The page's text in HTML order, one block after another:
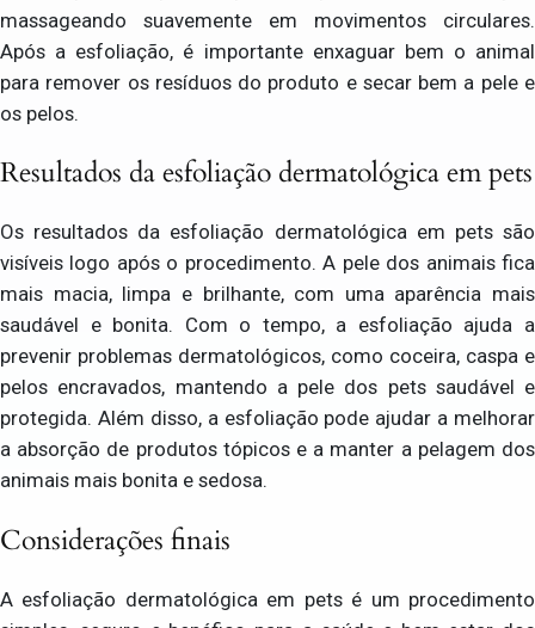
massageando suavemente em movimentos circulares.
Após a esfoliação, é importante enxaguar bem o animal
para remover os resíduos do produto e secar bem a pele e
os pelos.
Resultados da esfoliação dermatológica em pets
Os resultados da esfoliação dermatológica em pets são
visíveis logo após o procedimento. A pele dos animais fica
mais macia, limpa e brilhante, com uma aparência mais
saudável e bonita. Com o tempo, a esfoliação ajuda a
prevenir problemas dermatológicos, como coceira, caspa e
pelos encravados, mantendo a pele dos pets saudável e
protegida. Além disso, a esfoliação pode ajudar a melhorar
a absorção de produtos tópicos e a manter a pelagem dos
animais mais bonita e sedosa.
Considerações finais
A esfoliação dermatológica em pets é um procedimento